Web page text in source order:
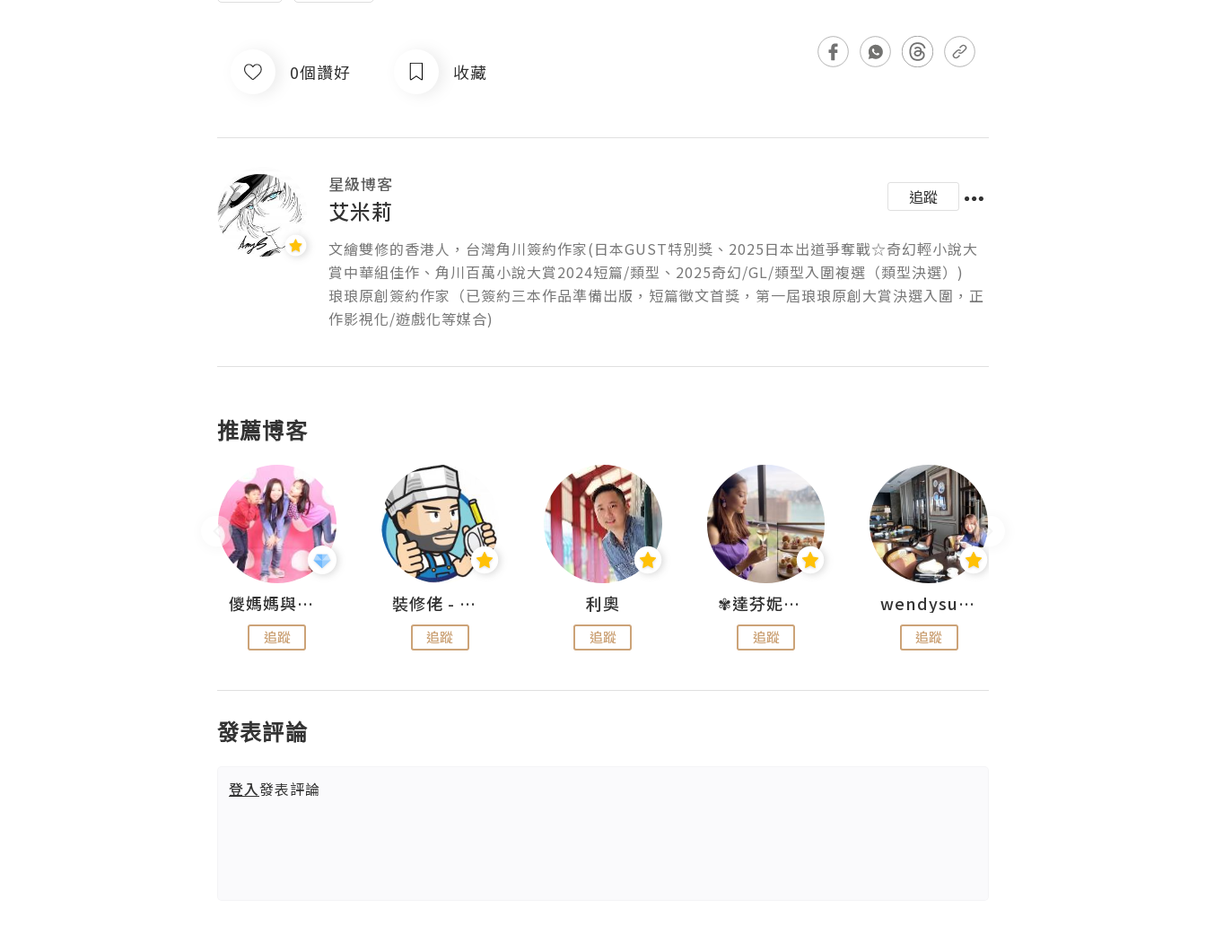
0個讚好 收藏
星級博客
艾米莉 追蹤
文繪雙修的香港人，台灣角川簽約作家(日本GUST特別獎、2025日本出道爭奪戰☆奇幻輕小說大
賞中華組佳作、角川百萬小說大賞2024短篇/類型、2025奇幻/GL/類型入圍複選（類型決選）)
琅琅原創簽約作家（已簽約三本作品準備出版，短篇徵文首獎，第一屆琅琅原創大賞決選入圍，正
作影視化/遊戲化等媒合)
推薦博客
儍媽媽與兩隻小魔怪之家
追蹤
裝修佬 - 香港一站式網上裝修平台
追蹤
利奧
追蹤
✾達芬妮•愛孩子•愛生活✾
追蹤
wendysugar享受生活gogogo
追蹤
發表評論
登入發表評論